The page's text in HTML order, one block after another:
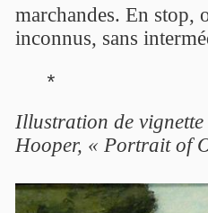
marchandes. En stop,
inconnus, sans
*
Illustration de
Hooper, « Portrait of